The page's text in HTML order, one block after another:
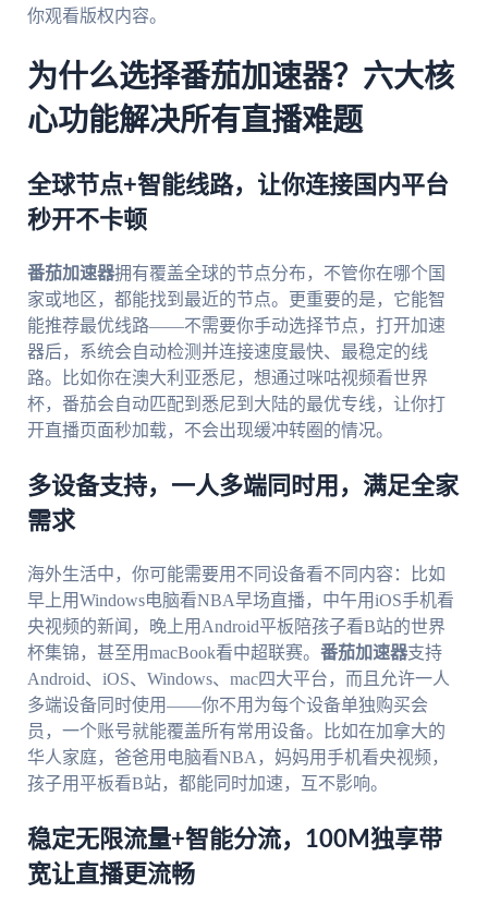
你观看版权内容。
为什么选择番茄加速器？六大核
心功能解决所有直播难题
全球节点+智能线路，让你连接国内平台
秒开不卡顿
番茄加速器拥有覆盖全球的节点分布，不管你在哪个国
家或地区，都能找到最近的节点。更重要的是，它能智
能推荐最优线路——不需要你手动选择节点，打开加速
器后，系统会自动检测并连接速度最快、最稳定的线
路。比如你在澳大利亚悉尼，想通过咪咕视频看世界
杯，番茄会自动匹配到悉尼到大陆的最优专线，让你打
开直播页面秒加载，不会出现缓冲转圈的情况。
多设备支持，一人多端同时用，满足全家
需求
海外生活中，你可能需要用不同设备看不同内容：比如
早上用Windows电脑看NBA早场直播，中午用iOS手机看
央视频的新闻，晚上用Android平板陪孩子看B站的世界
杯集锦，甚至用macBook看中超联赛。 番茄加速器支持
Android、iOS、Windows、mac四大平台，而且允许一人
多端设备同时使用——你不用为每个设备单独购买会
员，一个账号就能覆盖所有常用设备。比如在加拿大的
华人家庭，爸爸用电脑看NBA，妈妈用手机看央视频，
孩子用平板看B站，都能同时加速，互不影响。
稳定无限流量+智能分流，100M独享带
宽让直播更流畅